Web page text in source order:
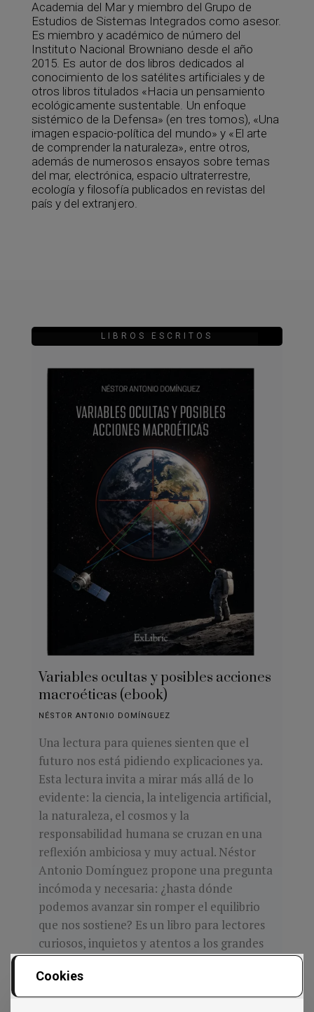
Academia del Mar y miembro del Grupo de
Estudios de Sistemas Integrados como asesor.
Es miembro y académico de número del
Instituto Nacional Browniano desde el año
2015. Es autor de dos libros dedicados al
conocimiento de los satélites artificiales y de
otros libros titulados «Hacia un pensamiento
ecológicamente sustentable. Un enfoque
sistémico de la Defensa» (en tres tomos), «Una
imagen espacio-política del mundo» y «El arte
de comprender la naturaleza», entre otros,
además de numerosos ensayos sobre temas
del mar, electrónica, espacio ultraterrestre,
ecología y filosofía publicados en revistas del
país y del extranjero.
LIBROS ESCRITOS
Variables ocultas y posibles acciones
macroéticas (ebook)
NÉSTOR ANTONIO DOMÍNGUEZ
Una lectura para quienes sienten que el
futuro nos está pidiendo explicaciones ya.
Esta lectura invita a mirar más allá de lo
evidente: la ciencia, la inteligencia artificial,
la naturaleza, el cosmos y la
responsabilidad humana se cruzan en una
reflexión ambiciosa y muy actual. Néstor
Antonio Domínguez propone una pregunta
incómoda y necesaria: ¿hasta dónde
podemos avanzar sin romper el equilibrio
que nos sostiene? Es un libro para lectores
curiosos, inquietos y atentos a los grandes
desafíos de nuestro tiempo.
Cookies